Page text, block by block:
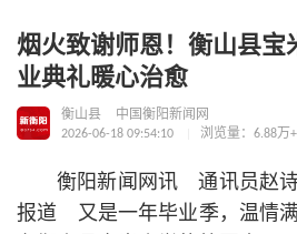
烟火致谢师恩！衡山县宝
业典礼暖心治愈
衡山县
中国衡阳新闻网
2026-06-18 09:54:10
浏览量：6.88万+
衡阳新闻网讯 通讯员赵
报道 又是一年毕业季，温情满